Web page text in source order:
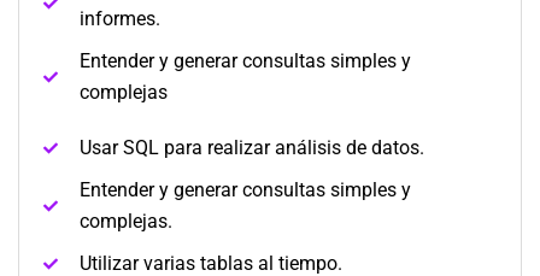
informes.
Entender y generar consultas simples y
complejas
Usar SQL para realizar análisis de datos.
Entender y generar consultas simples y
complejas.
Utilizar varias tablas al tiempo.